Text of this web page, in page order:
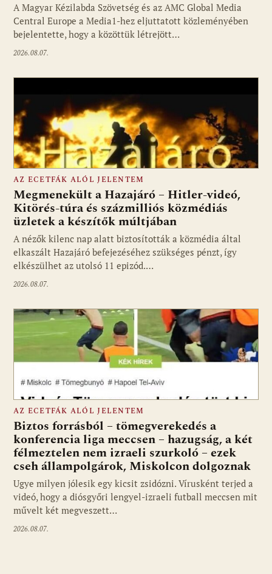
Fotó: media1.hu
A Magyar Kézilabda Szövetség és az AMC Global Media
Central Europe a Media1-hez eljuttatott közleményében
bejelentette, hogy a közöttük létrejött…
2026.08.07.
Fotó: media1.hu
AZ ECETFÁK ALÓL JELENTEM
Megmenekült a Hazajáró – Hitler-videó,
Kitörés-túra és százmilliós közmédiás
üzletek a készítők múltjában
A nézők kilenc nap alatt biztosították a közmédia által
elkaszált Hazajáró befejezéséhez szükséges pénzt, így
elkészülhet az utolsó 11 epizód.…
2026.08.07.
AZ ECETFÁK ALÓL JELENTEM
Biztos forrásból – tömegverekedés a
konferencia liga meccsen – hazugság, a két
félmeztelen nem izraeli szurkoló – ezek
cseh állampolgárok, Miskolcon dolgoznak
Ugye milyen jólesik egy kicsit zsidózni. Vírusként terjed a
videó, hogy a diósgyőri lengyel-izraeli futball meccsen mit
művelt két megveszett…
2026.08.07.